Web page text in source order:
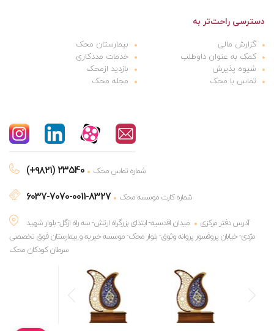
دسترسی راحت‌تر به
گزارش مالی
بیمارستان محک
کمک به عنوان داوطلب
خدمات مددکاری
شیوه پذیرش
بازدید ازمحک
تماس با محک
مجله محک
(+۹۸۲۱) 23540 شماره تماس محک
6037-7070-0011-8327
شماره کارت موسسه محک
آدرس دفتر مرکزی
میدان اقدسیه- ابتدای بزرگراه ارتش- سه راه ازگل- بلوار شهید
مژدی- خیابان پروفسور پروانه وثوق- بلوار محک- موسسه خیریه و بیمارستان فوق تخصصی
سرطان کودکان محک